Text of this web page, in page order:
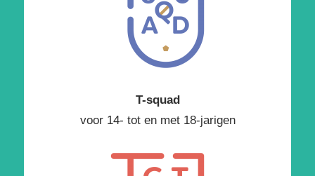
T-squad
voor 14- tot en met 18-jarigen